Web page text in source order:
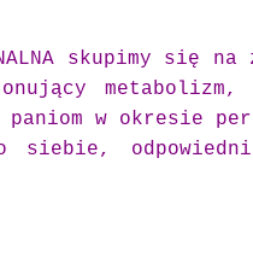
skupimy się
w okresie